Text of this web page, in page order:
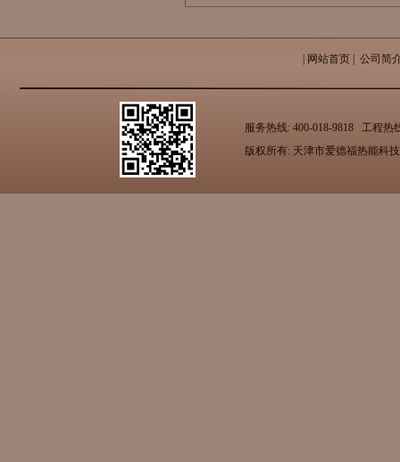
网站首页 公司简
服务热线: 400-018-9818 工程热
版权所有: 天津市爱德福热能科